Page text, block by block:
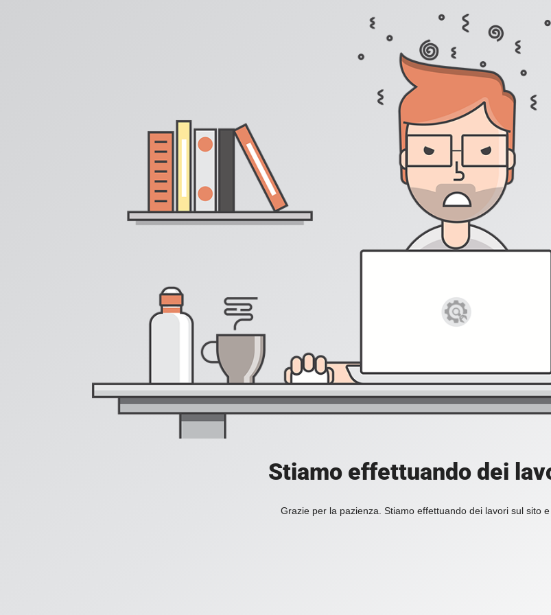
Stiamo effettuando dei
Grazie per la pazienza. Stiamo effettuando dei lavori sul sito